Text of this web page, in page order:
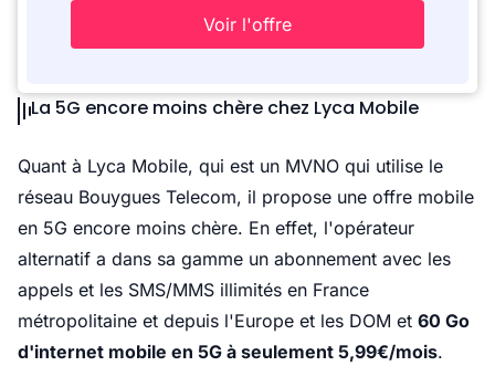
Voir l'offre
La 5G encore moins chère chez Lyca Mobile
Quant à Lyca Mobile, qui est un MVNO qui utilise le
réseau Bouygues Telecom, il propose une offre mobile
en 5G encore moins chère. En effet, l'opérateur
alternatif a dans sa gamme un abonnement avec les
appels et les SMS/MMS illimités en France
métropolitaine et depuis l'Europe et les DOM et 60 Go
d'internet mobile en 5G à seulement 5,99€/mois.